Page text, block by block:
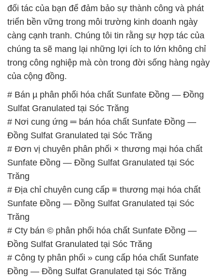
đối tác của bạn để đảm bảo sự thành công và phát
triển bền vững trong môi trường kinh doanh ngày
càng cạnh tranh. Chúng tôi tin rằng sự hợp tác của
chúng ta sẽ mang lại những lợi ích to lớn không chỉ
trong công nghiệp mà còn trong đời sống hàng ngày
của cộng đồng.
# Bán µ phân phối hóa chất Sunfate Đồng — Đồng
Sulfat Granulated tại Sóc Trăng
# Nơi cung ứng ═ bán hóa chất Sunfate Đồng —
Đồng Sulfat Granulated tại Sóc Trăng
# Đơn vị chuyên phân phối × thương mại hóa chất
Sunfate Đồng — Đồng Sulfat Granulated tại Sóc
Trăng
# Địa chỉ chuyên cung cấp ≡ thương mại hóa chất
Sunfate Đồng — Đồng Sulfat Granulated tại Sóc
Trăng
# Cty bán © phân phối hóa chất Sunfate Đồng —
Đồng Sulfat Granulated tại Sóc Trăng
# Công ty phân phối » cung cấp hóa chất Sunfate
Đồng — Đồng Sulfat Granulated tại Sóc Trăng